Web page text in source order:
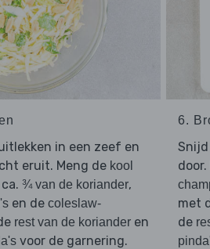
in een zeef en
eruit. Meng de kool
ca. ¾ van de koriander,
en de coleslaw-
rest van de korianderen
voor de garnering.
6.
met
de